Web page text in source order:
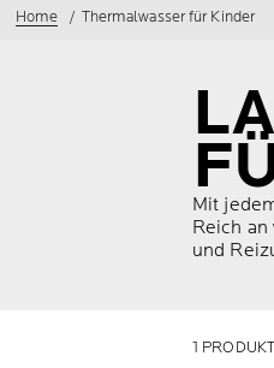
Home Thermalwasser für Kinder
Mit
Reich
und
1